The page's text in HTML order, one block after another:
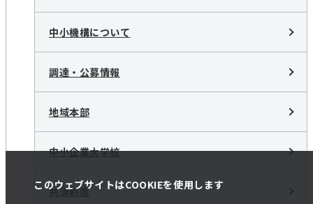
このウェブサイトはCOOKIEを使用します
中小機構について
調達・公募情報
地域本部
中小企業大学校
共済制度